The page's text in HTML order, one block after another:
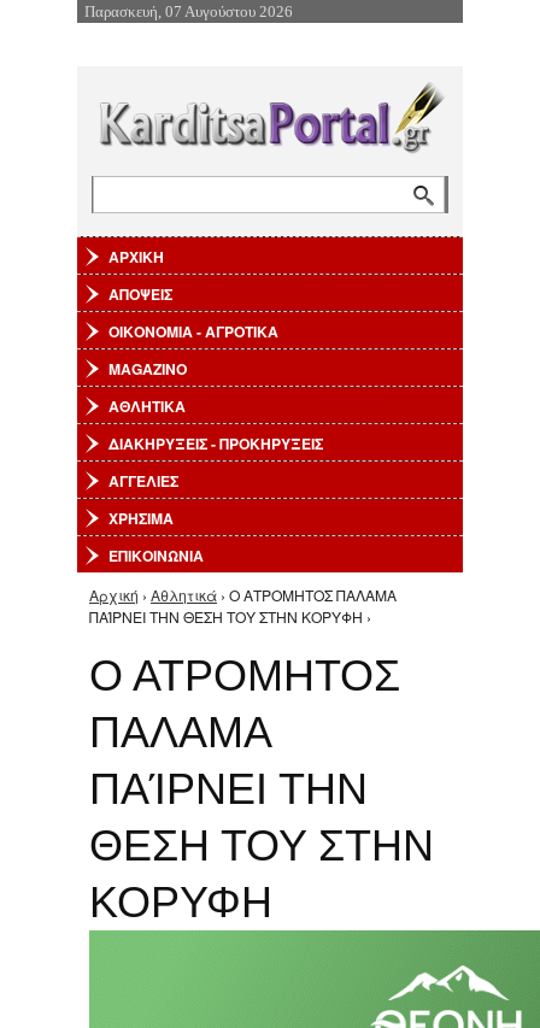
Επιστροφή στην Πλοήγηση
Παρασκευή, 07 Αυγούστου 2026
ΑΡΧΙΚΗ
ΑΠΟΨΕΙΣ
ΟΙΚΟΝΟΜΙΑ - ΑΓΡΟΤΙΚΑ
MAGAZINO
ΑΘΛΗΤΙΚΑ
ΔΙΑΚΗΡΥΞΕΙΣ - ΠΡΟΚΗΡΥΞΕΙΣ
ΑΓΓΕΛΙΕΣ
ΧΡΗΣΙΜΑ
ΕΠΙΚΟΙΝΩΝΙΑ
Είστε εδώ
Αρχική › Αθλητικά › Ο ΑΤΡΟΜΗΤΟΣ ΠΑΛΑΜΑ
ΠΑΊΡΝΕΙ ΤΗΝ ΘΕΣΗ ΤΟΥ ΣΤΗΝ ΚΟΡΥΦΗ ›
Ο ΑΤΡΟΜΗΤΟΣ
ΠΑΛΑΜΑ
ΠΑΊΡΝΕΙ ΤΗΝ
ΘΕΣΗ ΤΟΥ ΣΤΗΝ
ΚΟΡΥΦΗ